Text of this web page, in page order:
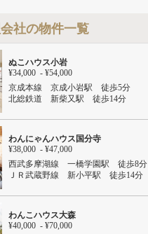
社の物件一覧
ぬこハウス小岩
¥34,000 - ¥54,000
京成本線 京成小岩駅 徒歩5分
北総鉄道 新柴又駅 徒歩14分
わんにゃんハウス国分寺
¥38,000 - ¥47,000
西武多摩湖線 一橋学園駅 徒歩8分
ＪＲ武蔵野線 新小平駅 徒歩14分
わんこハウス大森
¥40,000 - ¥70,000